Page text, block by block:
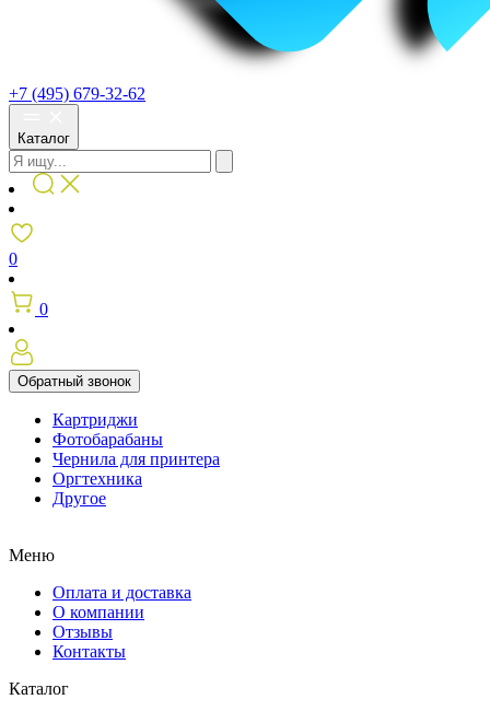
+7 (495) 679-32-62
Каталог
0
0
Обратный звонок
Картриджи
Фотобарабаны
Чернила для принтера
Оргтехника
Другое
Меню
Оплата и доставка
О компании
Отзывы
Контакты
Каталог